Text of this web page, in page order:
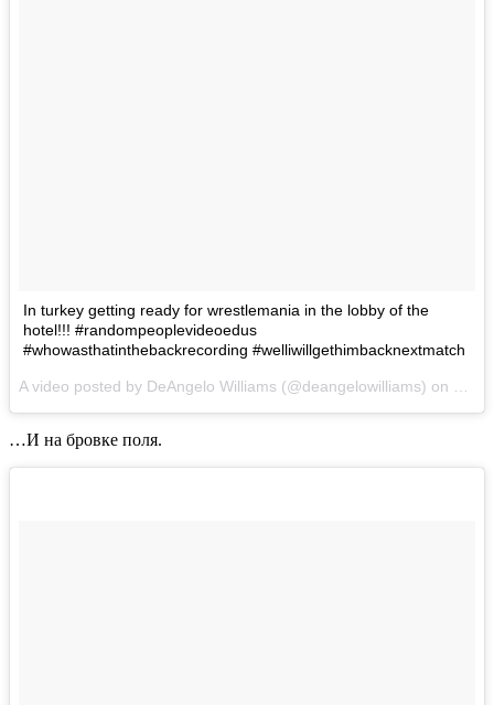
In turkey getting ready for wrestlemania in the lobby of the
hotel!!! #randompeoplevideoedus
#whowasthatinthebackrecording #welliwillgethimbacknextmatch
…И на бровке поля.